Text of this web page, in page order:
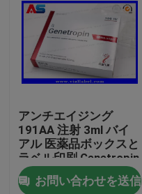
アンチエイジング
191AA 注射 3ml バイ
アル 医薬品ボックスと
ラベル印刷 Genetropin
お問い合わせを送信